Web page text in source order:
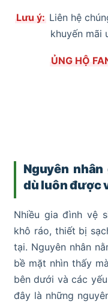
Lưu ý: Liên hệ
khuyến mãi
ỦNG HỘ
Nguyên
dù luôn được
Nhiều gia đình vệ
khô ráo, thiết bị
tại. Nguyên nhân
bề mặt nhìn thấy
bên dưới và các
đây là những